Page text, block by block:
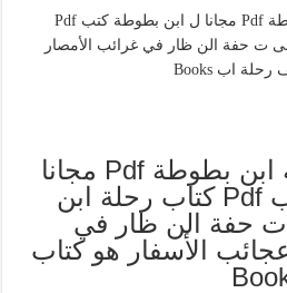
تحميل كتاب رحلة ابن بطوطة Pdf مجانا
ل ابن بطوطة كتب Pdf كتاب رحلة ابن
حفة الن ظار في
الأسفار هو كتاب